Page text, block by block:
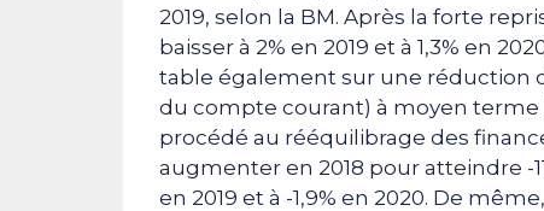
2019, selon la BM. Après la forte
baisser à 2% en 2019 et à 1,3% en
table également sur une réduction
du compte courant) à moyen
procédé au rééquilibrage des
augmenter en 2018 pour atteindre -
en 2019 et à -1,9% en 2020. De